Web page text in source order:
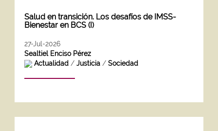
Salud en transición. Los desafíos de IMSS-
Bienestar en BCS (I)
27-Jul-2026
Sealtiel Enciso Pérez
Actualidad / Justicia / Sociedad